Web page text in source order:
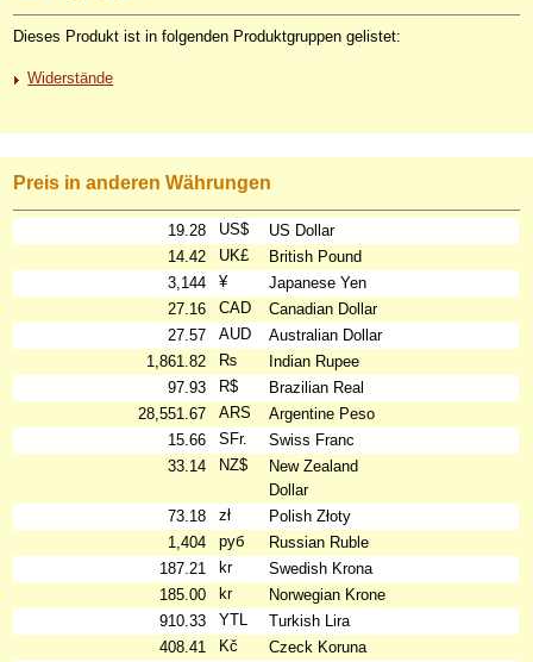
Dieses Produkt ist in folgenden Produktgruppen gelistet:
Widerstände
Preis in anderen Währungen
19.28 US$
US Dollar
14.42
UK£
British Pound
3,144
¥
Japanese Yen
27.16
CAD
Canadian Dollar
27.57
AUD
Australian Dollar
1,861.82
₨
Indian Rupee
97.93
R$
Brazilian Real
28,551.67
ARS
Argentine Peso
15.66
SFr.
Swiss Franc
33.14
NZ$
New Zealand
Dollar
73.18
zł
Polish Złoty
1,404
руб
Russian Ruble
187.21
kr
Swedish Krona
185.00
kr
Norwegian Krone
910.33
YTL
Turkish Lira
408.41
Kč
Czeck Koruna